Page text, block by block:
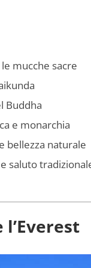
mucche sacre
Buddha
e monarchia
bellezza naturale
saluto
l’Everest